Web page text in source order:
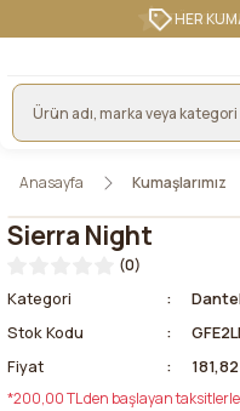
HER
Anasayfa Kumaşlarımız
Sierra Night
(0)
Kategori
Stok Kodu
Fiyat
*200,00 TL den başlayan